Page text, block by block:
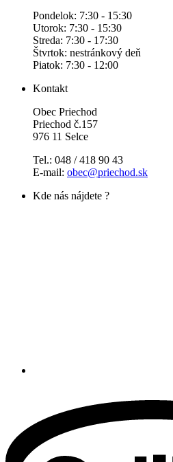
Pondelok: 7:30 - 15:30
Utorok: 7:30 - 15:30
Streda: 7:30 - 17:30
Štvrtok: nestránkový deň
Piatok: 7:30 - 12:00
Kontakt
Obec Priechod
Priechod č.157
976 11 Selce
Tel.: 048 / 418 90 43
E-mail: obec@priechod.sk
Kde nás nájdete ?